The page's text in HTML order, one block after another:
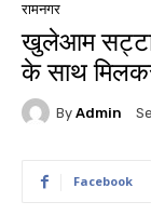
रामनगर
खुलेआम सट्टा
के साथ
By Admin
Facebook